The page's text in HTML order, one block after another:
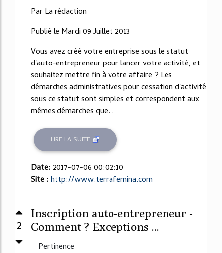
Par La rédaction
Publié le Mardi 09 Juillet 2013
Vous avez créé votre entreprise sous le statut
d'auto-entrepreneur pour lancer votre activité, et
souhaitez mettre fin à votre affaire ? Les
démarches administratives pour cessation d'activité
sous ce statut sont simples et correspondent aux
mêmes démarches que...
LIRE LA SUITE
Date: 2017-07-06 00:02:10
Site :http://www.terrafemina.com
2
Inscription auto-entrepreneur -
Comment ? Exceptions ...
Pertinence